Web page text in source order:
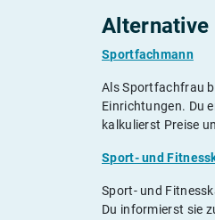
Alternative
Sportfachmann
Als Sportfachfrau
Einrichtungen. Du
kalkulierst Preise
Sport- und
Sport- und
Du informierst sie